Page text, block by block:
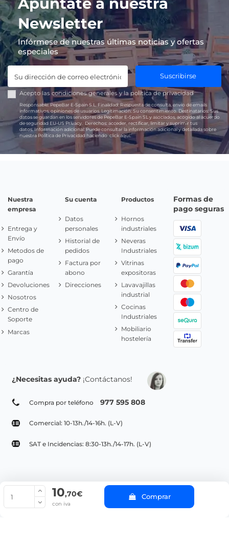
10,70€
con iva
Comprar
Newsletter
Infórmese de nuestras últimas noticias y ofertas
especiales
Suscribirse
Acepto las condiciones generales y lapolítica de privacidad
Responsable:PepeBar E-Spain S.L. Finalidad: Respuesta de consulta, envío de emails
informativos, opiniones de usuarios. Legitimación: Su consentimiento. Destinatarios:Sus
datos se guardan en los servidores de PepeBar E-Spain SL y asociados, acogido al acuerdo
de seguridad EU-US Privacy.
Derechos: acceder, rectificar, limitar y suprimir tus
datos.Información adicional:Puede consultar la información adicional y detallada sobre
nuestra Política de Privacidad haciendoclick aquí.
Nuestra
empresa
Entrega y
Envío
Metodos de
pago
Garantía
Devoluciones
Nosotros
Centro de
Soporte
Marcas
Su cuenta
Datos
personales
Historial de
pedidos
Factura por
abono
Direcciones
Productos
Hornos
industriales
Neveras
Industriales
Vitrinas
expositoras
Lavavajillas
industrial
Cocinas
Industriales
Mobiliario
hostelería
Formas de
pago seguras
¿Necesitas ayuda? ¡Contáctanos!
Compra por teléfono 977 595 808
Comercial: 10-13h./14-16h. (L-V)
SAT e Incidencias: 8:30-13h./14-17h. (L-V)
© Copyright 2022 PepeBar.com |
Aviso legal y
Condiciones generales de compra |
Blog